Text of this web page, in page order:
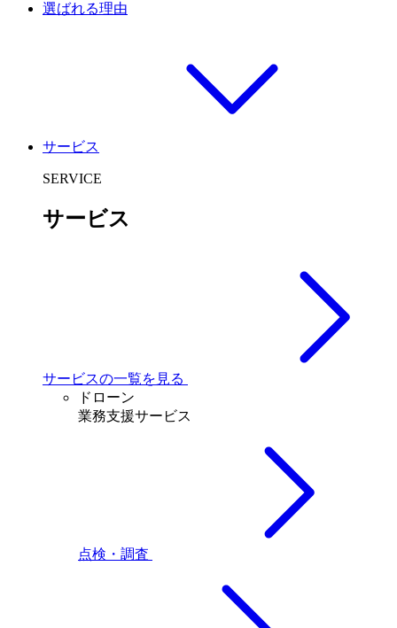
選ばれる理由
サービス
SERVICE
サービス
サービスの一覧を見る
ドローン
業務支援サービス
点検・調査